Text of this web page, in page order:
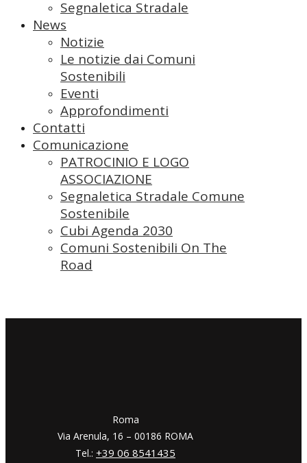
Segnaletica Stradale
News
Notizie
Le notizie dai Comuni
Sostenibili
Eventi
Approfondimenti
Contatti
Comunicazione
PATROCINIO E LOGO
ASSOCIAZIONE
Segnaletica Stradale Comune
Sostenibile
Cubi Agenda 2030
Comuni Sostenibili On The
Road
​​Roma
Via Arenula, 16 – 00186 ROMA
Tel.: +39 06 8541435